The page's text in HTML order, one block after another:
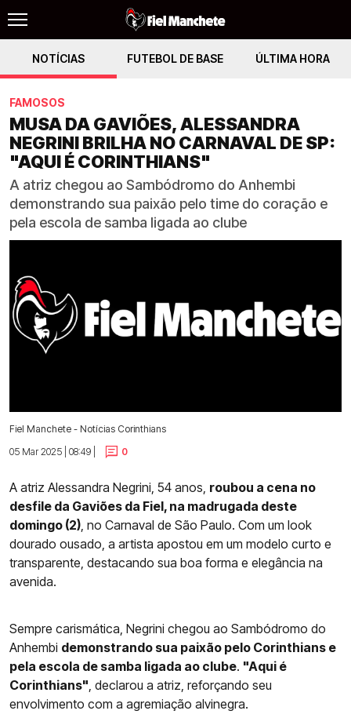
NOTÍCIAS FUTEBOL DE BASE ÚLTIMA HORA
FAMOSOS
MUSA DA GAVIÕES, ALESSANDRA
NEGRINI BRILHA NO CARNAVAL DE SP:
"AQUI É CORINTHIANS"
A atriz chegou ao Sambódromo do Anhembi
demonstrando sua paixão pelo time do coração e
pela escola de samba ligada ao clube
Fiel Manchete - Notícias Corinthians
05 Mar 2025 | 08:49 |
0
A atriz Alessandra Negrini, 54 anos, roubou a cena no
desfile da Gaviões da Fiel, na madrugada deste
domingo (2), no Carnaval de São Paulo. Com um look
dourado ousado, a artista apostou em um modelo curto e
transparente, destacando sua boa forma e elegância na
avenida.
Sempre carismática, Negrini chegou ao Sambódromo do
Anhembi demonstrando sua paixão pelo Corinthians e
pela escola de samba ligada ao clube. "Aqui é
Corinthians", declarou a atriz, reforçando seu
envolvimento com a agremiação alvinegra.